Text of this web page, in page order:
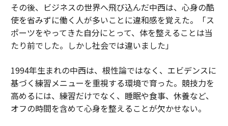
その後、ビジネスの世界へ飛び込んだ中西は、心身の酷
使を省みずに働く人が多いことに違和感を覚えた。「ス
ポーツをやってきた自分にとって、体を整えることは当
たり前でした。しかし社会では違いました」
1994年生まれの中西は、根性論ではなく、エビデンスに
基づく練習メニューを重視する環境で育った。競技力を
高めるには、練習だけでなく、睡眠や食事、休養など、
オフの時間を含めて心身を整えることが欠かせない。